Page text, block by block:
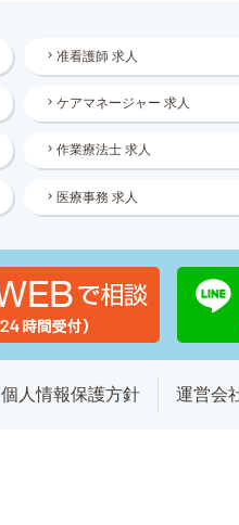
准看護師 求人
ケアマネージャー 求人
作業療法士 求人
医療事務 求人
個人情報保護方針 運営会